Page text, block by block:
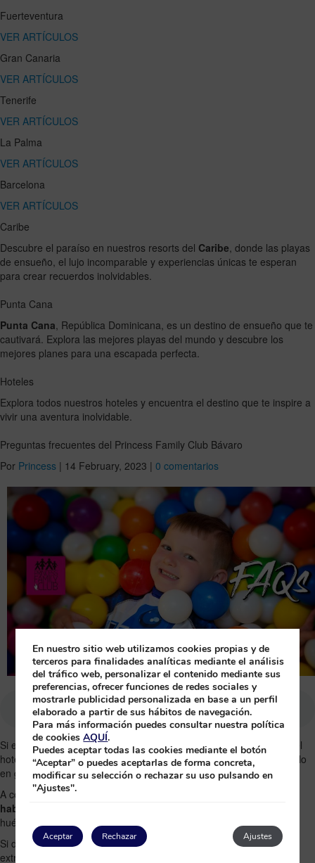
Fuerteventura
VER ARTÍCULOS
Gran Canaria
VER ARTÍCULOS
Tenerife
VER ARTÍCULOS
La Palma
VER ARTÍCULOS
Barcelona
VER ARTÍCULOS
Caribe
Descubre el paraíso en nuestros resorts del Caribe , donde las playas
de ensueño, el lujo incomparable y experiencias únicas te esperan
para crear recuerdos inolvidables.
Punta Cana
Punta Cana , República Dominicana, es un destino de ensueño que te
cautivará. Explora las mejores playas del mundo y descubre los
mejores planes para una escapada perfecta.
Hoteles
Explora todos nuestros hoteles y encuentra el destino que te inspire a
vivir una aventura inolvidable.
Preguntas frecuentes del Princess Family Club Bávaro
Por Princess | 14 February, 2023 | 0 comentarios
Si estás pensando en venir a Punta Cana en familia con tus hijos, el
hotel
Princess Family Club Bávaroes la mejor opción para pasárselo
en grande todos juntos.
A continuación, vamos a contestar algunas de las
habituales
huéspedes.
Si después de este artículo, sigues necesitando alguna información
extra, recuerda que siempre puedes contactarnos a través de
En nuestro sitio web utilizamos cookies propias y de
terceros para finalidades analíticas mediante el análisis
del tráfico web, personalizar el contenido mediante sus
preferencias, ofrecer funciones de redes sociales y
mostrarle publicidad personalizada en base a un perfil
elaborado a partir de sus hábitos de navegación.
Para más información puedes consultar nuestra política
de cookiesAQUÍ.
Puedes aceptar todas las cookies mediante el botón
“Aceptar” o puedes aceptarlas de forma concreta,
modificar su selección o rechazar su uso pulsando en
"Ajustes".
Aceptar Ajustes
Rechazar